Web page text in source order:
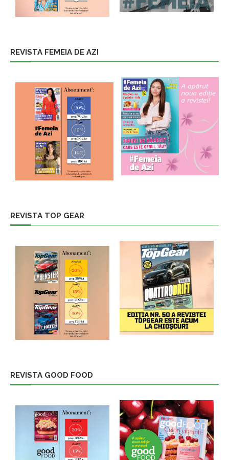
REVISTA FEMEIA DE AZI
REVISTA TOP GEAR
REVISTA GOOD FOOD